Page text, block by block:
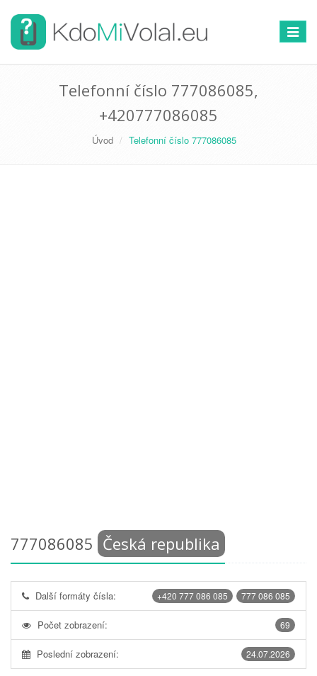
Telefonní číslo 777086085,
+420777086085
Úvod Telefonní číslo 777086085
777086085 Česká republika
777 086 085
+420 777 086 085
Další formáty čísla:
69
Počet zobrazení:
24.07.2026
Poslední zobrazení: